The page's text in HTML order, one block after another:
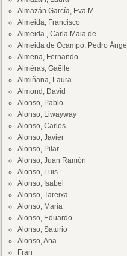
Almazán García, Eva M.
Almeida, Francisco
Almeida , Carla Maia de
Almeida de Ocampo, Pedro Ángel
Almena, Fernando
Alméras, Gaëlle
Almiñana, Laura
Almond, David
Alonso, Pablo
Alonso, Liwayway
Alonso, Carlos
Alonso, Javier
Alonso, Pilar
Alonso, Juan Ramón
Alonso, Luis
Alonso, Isabel
Alonso, Tareixa
Alonso, María
Alonso, Eduardo
Alonso, Saturio
Alonso, Ana
Fran